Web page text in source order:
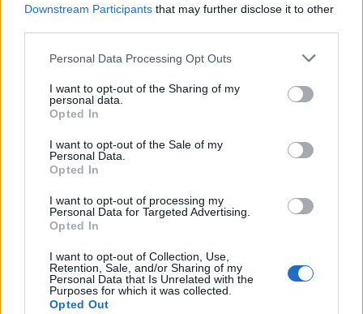
Downstream Participants that may further disclose it to other
Personal Data Processing Opt Outs
I want to opt-out of the Sharing of my
personal data.
Opted In
I want to opt-out of the Sale of my
Personal Data.
Opted In
I want to opt-out of processing my
Personal Data for Targeted Advertising.
Opted In
I want to opt-out of Collection, Use,
Retention, Sale, and/or Sharing of my
Personal Data that Is Unrelated with the
Purposes for which it was collected.
Opted Out
les hommes d’âge moyen en surpoids, mais aussi les jeunes
également faire attention, car cela peut indiquer une hypertension
gravidique. Traiter un trouble du sommeil, par exemple avec une
pression positive continue ou une orthèse dentaire, associé à une
perte de poids, à la réduction de l’alcool ou au sevrage tabagique,
peut améliorer la tension et la santé cardiaque. Discuter de ces
symptômes avec un professionnel de santé permet souvent d’agir
Article précédent